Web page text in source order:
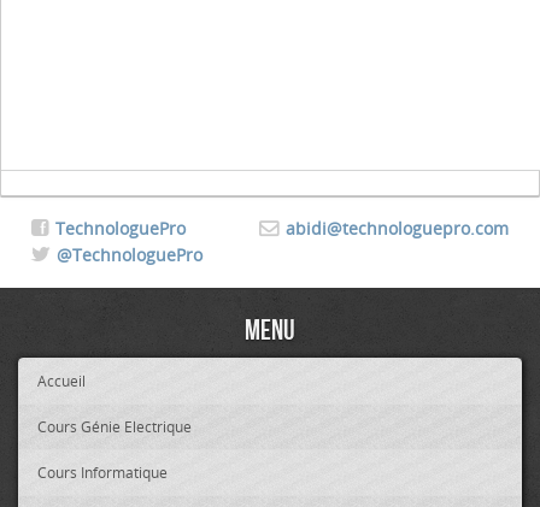
abidi@technologuepro.com
TechnologuePro
@TechnologuePro
Menu
Accueil
Cours Génie Electrique
Cours Informatique